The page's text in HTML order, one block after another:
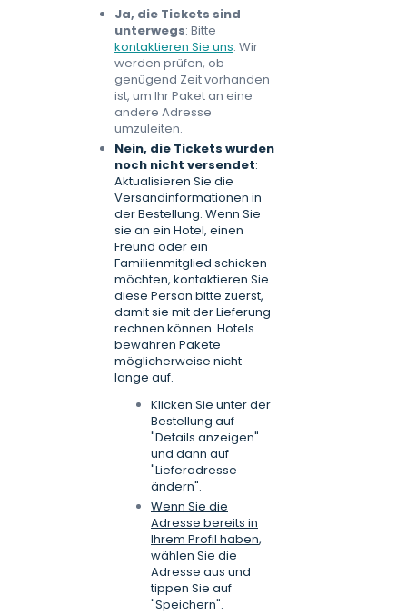
Ja, die Tickets sind
unterwegs: Bitte
kontaktieren Sie uns. Wir
werden prüfen, ob
genügend Zeit vorhanden
ist, um Ihr Paket an eine
andere Adresse
umzuleiten.
Nein, die Tickets wurden
noch nicht versendet:
Aktualisieren Sie die
Versandinformationen in
der Bestellung. Wenn Sie
sie an ein Hotel, einen
Freund oder ein
Familienmitglied schicken
möchten, kontaktieren Sie
diese Person bitte zuerst,
damit sie mit der Lieferung
rechnen können. Hotels
bewahren Pakete
möglicherweise nicht
lange auf.
Klicken Sie unter der
Bestellung auf
"Details anzeigen"
und dann auf
"Lieferadresse
ändern".
Wenn Sie die
Adresse bereits in
Ihrem Profil haben,
wählen Sie die
Adresse aus und
tippen Sie auf
"Speichern".